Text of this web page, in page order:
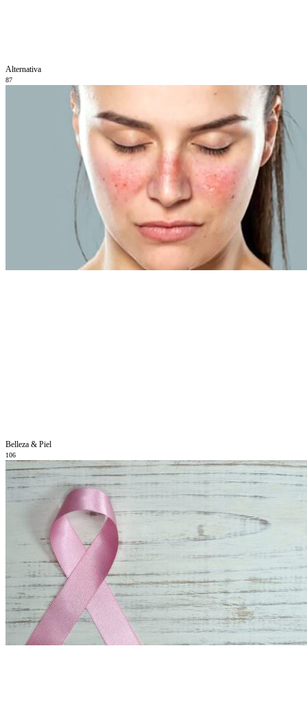
Alternativa
87
Belleza & Piel
106